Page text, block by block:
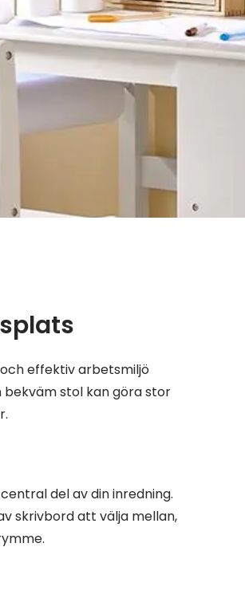
effektiv arbetsmiljö
stol kan göra stor
del av din inredning.
skrivbord att välja mellan,